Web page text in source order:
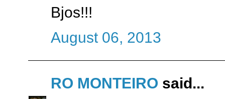
Bjos!!!
August 06, 2013
RO MONTEIRO said...